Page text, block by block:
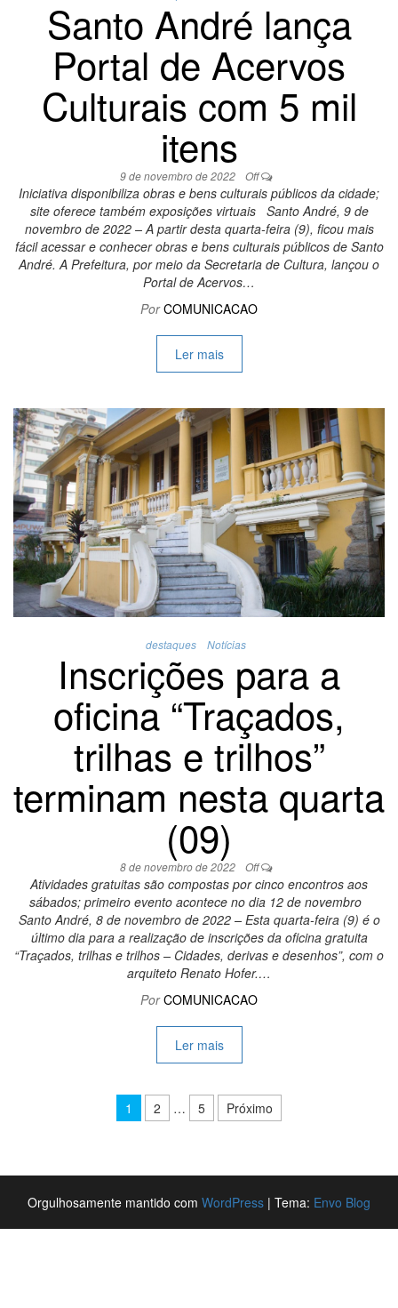
Santo André lança
Portal de Acervos
Culturais com 5 mil
itens
9 de novembro de 2022 Off
Iniciativa disponibiliza obras e bens culturais públicos da cidade;
site oferece também exposições virtuais Santo André, 9 de
novembro de 2022 – A partir desta quarta-feira (9), ficou mais
fácil acessar e conhecer obras e bens culturais públicos de Santo
André. A Prefeitura, por meio da Secretaria de Cultura, lançou o
Portal de Acervos…
Por COMUNICACAO
Ler mais
destaques Notícias
Inscrições para a
oficina “Traçados,
trilhas e trilhos”
terminam nesta quarta
(09)
8 de novembro de 2022 Off
Atividades gratuitas são compostas por cinco encontros aos
sábados; primeiro evento acontece no dia 12 de novembro
Santo André, 8 de novembro de 2022 – Esta quarta-feira (9) é o
último dia para a realização de inscrições da oficina gratuita
“Traçados, trilhas e trilhos – Cidades, derivas e desenhos”, com o
arquiteto Renato Hofer.…
Por COMUNICACAO
Ler mais
Paginação de posts
1 2 … 5 Próximo
Orgulhosamente mantido com WordPress | Tema: Envo Blog